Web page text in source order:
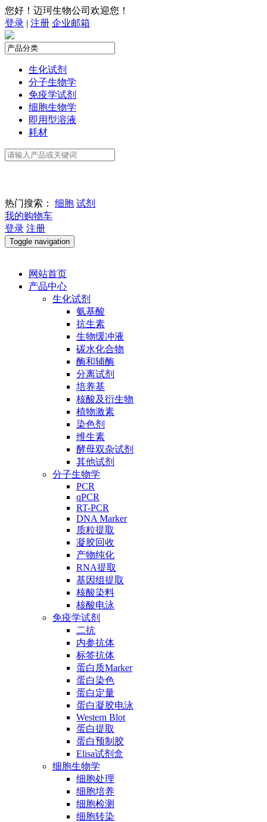
您好！迈珂生物公司欢迎您！
登录 | 注册 企业邮箱
生化试剂
分子生物学
免疫学试剂
细胞生物学
即用型溶液
耗材
热门搜索： 细胞 试剂
我的购物车
登录 注册
Toggle navigation
网站首页
产品中心
生化试剂
氨基酸
抗生素
生物缓冲液
碳水化合物
酶和辅酶
分离试剂
培养基
核酸及衍生物
植物激素
染色剂
维生素
酵母双杂试剂
其他试剂
分子生物学
PCR
qPCR
RT-PCR
DNA Marker
质粒提取
凝胶回收
产物纯化
RNA提取
基因组提取
核酸染料
核酸电泳
免疫学试剂
二抗
内参抗体
标签抗体
蛋白质Marker
蛋白染色
蛋白定量
蛋白凝胶电泳
Western Blot
蛋白提取
蛋白预制胶
Elisa试剂盒
细胞生物学
细胞处理
细胞培养
细胞检测
细胞转染